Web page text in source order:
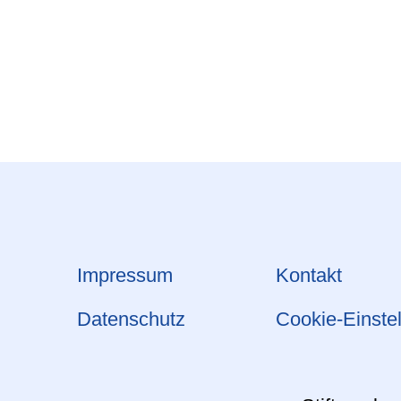
Impressum
Kontakt
Datenschutz
Cookie-